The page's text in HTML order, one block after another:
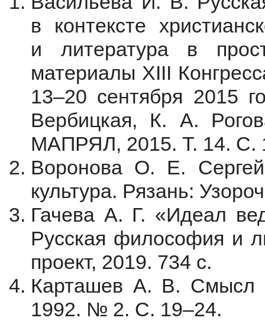
в контексте
и литература в
материалы XIII
13–20 сентября 2015
Вербицкая, К. А.
МАПРЯЛ, 2015. Т. 14. С.
Воронова О. Е.
культура. Рязань:
Гачева А. Г. «Идеал
Русская философия и
проект, 2019. 734 с.
Карташев А. В. Смысл
1992. № 2. С. 19–24.